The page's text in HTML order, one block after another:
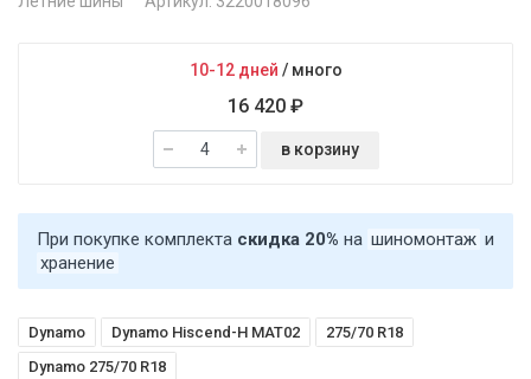
10-12 дней / много
16 420 ₽
в корзину
При покупке комплекта скидка 20% на шиномонтаж и
хранение
Dynamo Dynamo Hiscend-H MAT02
275/70 R18
Dynamo 275/70 R18